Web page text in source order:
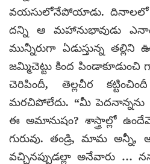
వయసులోనేపోయాడు. దినాలలో
దన్ని ఆ మహానుభావుడు
మున్నీరుగా ఏడుస్తున్న తల్లిని
జమ్మిచెట్టు కింద పిండాకూడుంచి
చెరిపిందీ, తెల్లచీర
మరచిపోలేదు. “మీ పెదనాన్నను
ఈ అమానుషం? శాస్త్రాల్లో
గురువు. తండ్రి, మామ అన్నీ,
వచ్చినప్పుడల్లా అనేవారు …